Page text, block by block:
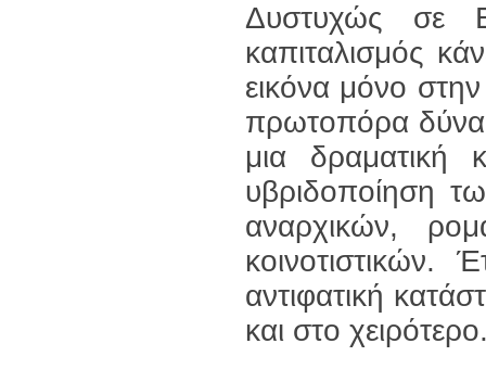
Δυστυχώς σε
καπιταλισμός
εικόνα μόνο στην
πρωτοπόρα
μια δραματική
υβριδοποίηση
αναρχικών,
κοινοτιστικών.
αντιφατική
και στο